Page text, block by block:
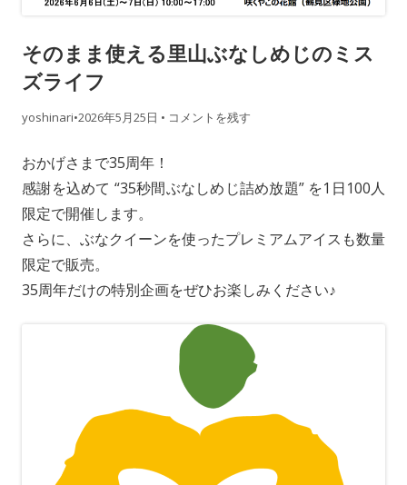
そのまま使える里山ぶなしめじのミス
ズライフ
yoshinari•2026年5月25日 • コメントを残す
おかげさまで35周年！
感謝を込めて “35秒間ぶなしめじ詰め放題” を1日100人
限定で開催します。
さらに、ぶなクイーンを使ったプレミアムアイスも数量
限定で販売。
35周年だけの特別企画をぜひお楽しみください♪